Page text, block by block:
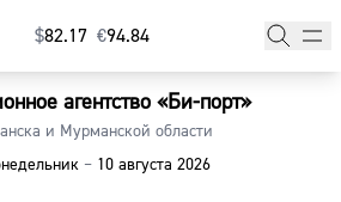
$⁠82.17 €⁠94.84
агентство «Би-порт»
и Мурманской области
– 10 августа 2026